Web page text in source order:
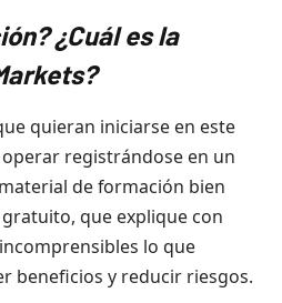
¿Cuál es la
quieran iniciarse en este
registrándose en un
de formación bien
que explique con
lo que
beneficios y reducir riesgos.